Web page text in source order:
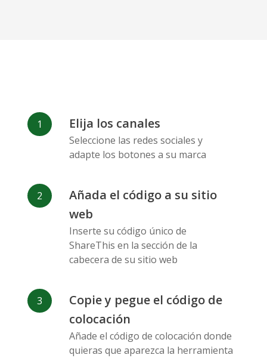
Deviantart Dribbble
Flickr Gitlab
Google
Maps
Snapchat Wechat Reddit
Elija los canales
Seleccione las redes sociales y
adapte los botones a su marca
Añada el código a su sitio
web
Inserte su código único de
ShareThis en la sección de la
cabecera de su sitio web
Copie y pegue el código de
colocación
Añade el código de colocación donde
quieras que aparezca la herramienta